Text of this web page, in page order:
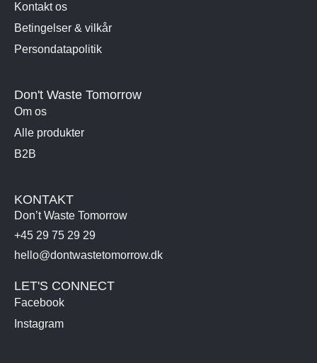
Kontakt os
Betingelser & vilkår
Persondatapolitik
Don't Waste Tomorrow
Om os
Alle produkter
B2B
KONTAKT
Don’t Waste Tomorrow
+45 29 75 29 29
hello@dontwastetomorrow.dk
LET'S CONNECT
Facebook
Instagram